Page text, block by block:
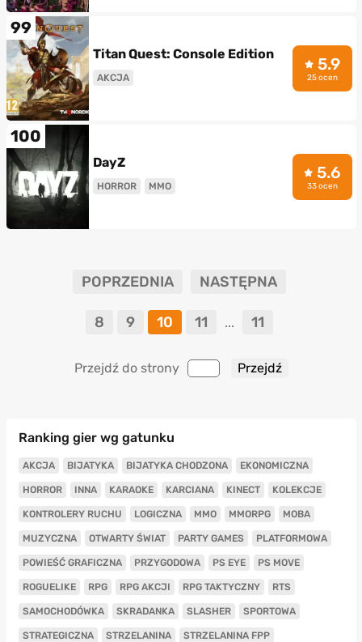
99
Titan Quest: Console Edition
AKCJA
5.9
25 ocen
100
DayZ
HORROR MMO
5.6
33 ocen
POPRZEDNIA NASTĘPNA
8 9 10 11 ... 11
Przejdź do strony
Ranking gier wg gatunku
AKCJA BIJATYKA BIJATYKA CHODZONA EKONOMICZNA
HORROR INNA KARAOKE KARCIANA KINECT KOLEKCJE
KONTROLERY RUCHU LOGICZNA MMO MMORPG MOBA
MUZYCZNA OTWARTY ŚWIAT PARTY GAMES PLATFORMOWA
POWIEŚĆ GRAFICZNA PRZYGODOWA PS EYE PS MOVE
ROGUELIKE RPG RPG AKCJI RPG TAKTYCZNY RTS
SAMOCHODÓWKA SKRADANKA SLASHER SPORTOWA
STRATEGICZNA STRZELANINA STRZELANINA FPP